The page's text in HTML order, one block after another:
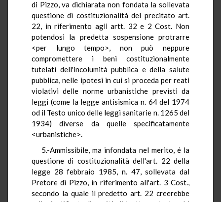
di Pizzo, va dichiarata non fondata la sollevata
questione di costituzionalità del precitato art.
22, in riferimento agli artt. 32 e 2 Cost. Non
potendosi la predetta sospensione protrarre
<per lungo tempo>, non può neppure
compromettere i beni costituzionalmente
tutelati dell'incolumità pubblica e della salute
pubblica, nelle ipotesi in cui si proceda per reati
violativi delle norme urbanistiche previsti da
leggi (come la legge antisismica n. 64 del 1974
od il Testo unico delle leggi sanitarie n. 1265 del
1934) diverse da quelle specificatamente
<urbanistiche>.
5.-Ammissibile, ma infondata nel merito, é la
questione di costituzionalità dell'art. 22 della
legge 28 febbraio 1985, n. 47, sollevata dal
Pretore di Pizzo, in riferimento all'art. 3 Cost.,
secondo la quale il predetto art. 22 creerebbe